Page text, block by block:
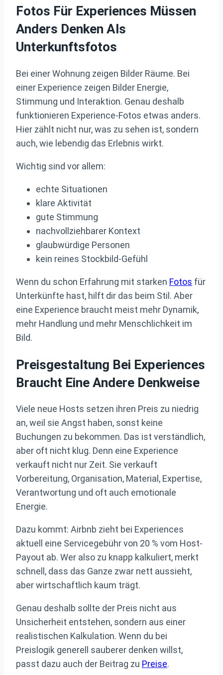
Fotos Für Experiences Müssen
Anders Denken Als
Unterkunftsfotos
Bei einer Wohnung zeigen Bilder Räume. Bei
einer Experience zeigen Bilder Energie,
Stimmung und Interaktion. Genau deshalb
funktionieren Experience-Fotos etwas anders.
Hier zählt nicht nur, was zu sehen ist, sondern
auch, wie lebendig das Erlebnis wirkt.
Wichtig sind vor allem:
echte Situationen
klare Aktivität
gute Stimmung
nachvollziehbarer Kontext
glaubwürdige Personen
kein reines Stockbild-Gefühl
Wenn du schon Erfahrung mit starken Fotos für
Unterkünfte hast, hilft dir das beim Stil. Aber
eine Experience braucht meist mehr Dynamik,
mehr Handlung und mehr Menschlichkeit im
Bild.
Preisgestaltung Bei Experiences
Braucht Eine Andere Denkweise
Viele neue Hosts setzen ihren Preis zu niedrig
an, weil sie Angst haben, sonst keine
Buchungen zu bekommen. Das ist verständlich,
aber oft nicht klug. Denn eine Experience
verkauft nicht nur Zeit. Sie verkauft
Vorbereitung, Organisation, Material, Expertise,
Verantwortung und oft auch emotionale
Energie.
Dazu kommt: Airbnb zieht bei Experiences
aktuell eine Servicegebühr von 20 % vom Host-
Payout ab. Wer also zu knapp kalkuliert, merkt
schnell, dass das Ganze zwar nett aussieht,
aber wirtschaftlich kaum trägt.
Genau deshalb sollte der Preis nicht aus
Unsicherheit entstehen, sondern aus einer
realistischen Kalkulation. Wenn du bei
Preislogik generell sauberer denken willst,
passt dazu auch der Beitrag zu Preise.